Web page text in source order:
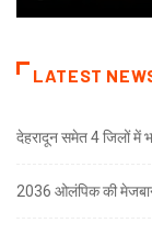
LATEST
देहरादून समेत 4 जिलों में
2036 ओलंपिक की